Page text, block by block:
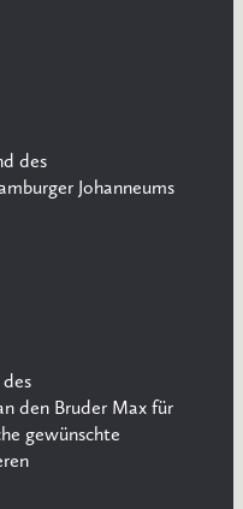
des
Johanneums
des
den Bruder Max für
gewünschte